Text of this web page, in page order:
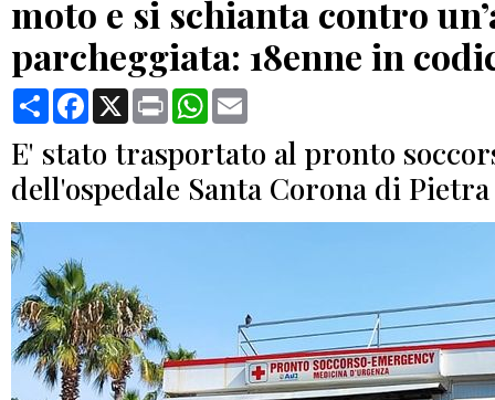
moto e si schianta contro
parcheggiata: 18enne in
CondividiFacebook
X Print WhatsApp
E' stato trasportato al pronto
dell'ospedale Santa Corona di